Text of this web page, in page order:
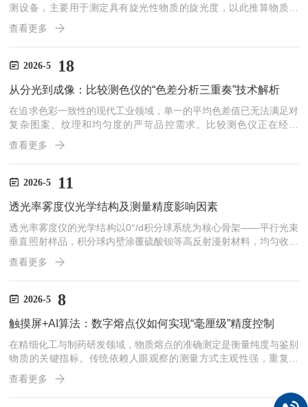
测设备，主要用于测定具有旋光性物质的旋光度，以此推算物质纯
度、浓度与配比比例。设备依靠人工目视观测视野明暗变化完成读
数，操作流程的规范性、细节把控的精准度，会直接影响检测数据的
准确性。在日常实验与检测工作中，掌握标准化操作流程、规避常见
操作误区、做好设备日常维护，是保障检测工作稳定开展的核心基
节，确保设备处于正常工作状态。第一，提前30分钟开启设备电
源，让光...
查看更多
2026-5 18
从分光到成像：比较测色仪的“色差分析三重奏”技术解析
在追求色彩一致性的现代工业领域，单一的平均色差值已无法满足对
复杂图案、纹理和均匀度的严苛品控需求。比较测色仪正在经历
从“整体分光”到“像素成像”的技术跃迁，形成了以“平均色差值-图谱
色差分析-像素级成像”为核心的三重奏评估体系。这套方法不仅能告
诉你“有没有色差”，更能精准定位“色差在哪里、是什么样子、有多大
面积”，实现了色彩品控从一维数值到三维视觉的全面覆盖。一、第
法是比较测色技术的基础。它通过分光光度计，将物体...
查看更多
2026-5 11
透光率雾度仪光学结构及测量精度影响因素
透光率雾度仪的光学结构以0°/d积分球系统为核心骨架——平行光束
垂直照射样品，积分球内壁涂覆硫酸钡等高反射漫射材料，均匀收集
全部透射光。球内通过精密光阑与光阱，将透射光一分为二：平行透
射光TP（未偏离入射方向2.5°以内）与散透射光TD（偏离2.5°以上
的散射光）。现代仪器多采用双光束设计，除样品测量光束外，另设
一条光源监测/补偿光束，实时捕捉光源因电压、温度、老化引起的
D1003（非补偿法）或ISO14782/1...
查看更多
2026-5 8
触摸屏+AI算法：数字熔点仪如何实现“毫厘级”精度控制
在精细化工与制药研发领域，物质熔点的准确测定是衡量纯度与鉴别
物质的关键指标。传统依赖人眼观察的测量方式主观性强，重复性
差。现代数字熔点仪深度融合电容触摸屏与人工智能算法，从“人眼
判断”迈向“AI决策”，实现了划时代的“毫厘级”精度控制与自动化分
析。一、测量精度的核心挑战：从模糊观察到精准捕捉熔点测量的核
查看更多